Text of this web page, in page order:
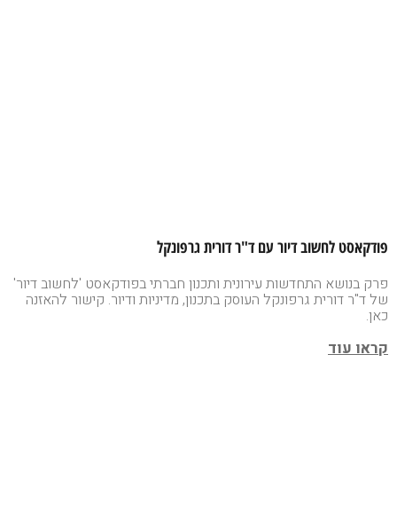
פודקאסט לחשוב דיור עם ד"ר דורית גרפונקל
פרק בנושא התחדשות עירונית ותכנון חברתי בפודקאסט 'לחשוב דיור'
של ד"ר דורית גרפונקל העוסק בתכנון, מדיניות ודיור. קישור להאזנה
כאן.
קראו עוד